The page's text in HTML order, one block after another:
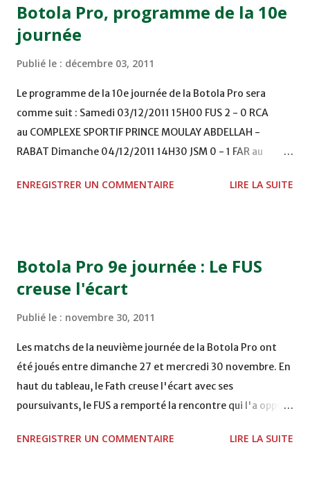
Botola Pro, programme de la 10e
journée
Publié le : décembre 03, 2011
Le programme de la 10e journée de la Botola Pro sera
comme suit : Samedi 03/12/2011 15H00 FUS 2 - 0 RCA
au COMPLEXE SPORTIF PRINCE MOULAY ABDELLAH -
RABAT Dimanche 04/12/2011 14H30 JSM 0 - 1 FAR au
TERRAIN EL ABDI - EL JADIDA 16h30 OCK 0 - 1 HUSA
Mardi 06/12/2011 15H00 WAF - OCS au COMPLEXE SPORTIF
DE FES - FES WAC - MAS Reporté pour cause de finale de la
ENREGISTRER UN COMMENTAIRE LIRE LA SUITE
Botola Pro 9e journée : Le FUS
creuse l'écart
Publié le : novembre 30, 2011
Les matchs de la neuvième journée de la Botola Pro ont
été joués entre dimanche 27 et mercredi 30 novembre. En
haut du tableau, le Fath creuse l'écart avec ses
poursuivants, le FUS a remporté la rencontre qui l'a opposé
2, Badr Kachani a ouvert la marque à la 38e pour les
ENREGISTRER UN COMMENTAIRE LIRE LA SUITE